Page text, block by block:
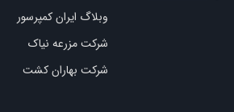
وبلاگ ایران کمپرسور
شرکت مزرعه نیاک
شرکت بهاران کشت